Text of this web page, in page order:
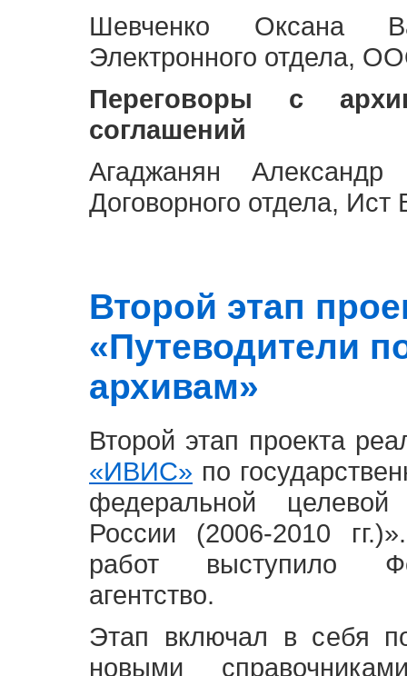
Шевченко Оксана
Электронного отдела,
Переговоры с
соглашений
Агаджанян Александр
Договорного отдела,
Второй этап
«Путеводители
архивам»
Второй этап проекта
«ИВИС» по
федеральной
России (2006-2010
работ выступило
агентство.
Этап включал в себя
новыми